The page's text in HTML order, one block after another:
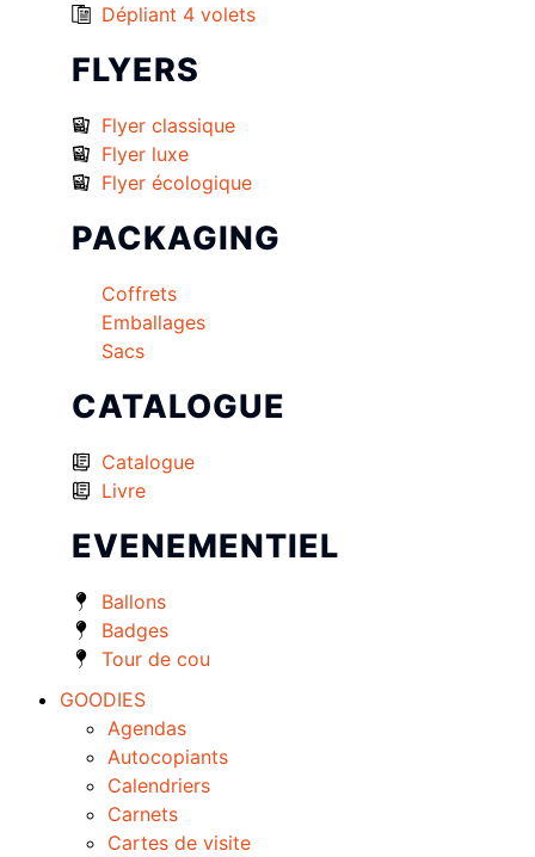
Dépliant 4 volets
FLYERS
Flyer classique
Flyer luxe
Flyer écologique
PACKAGING
Coffrets
Emballages
Sacs
CATALOGUE
Catalogue
Livre
EVENEMENTIEL
Ballons
Badges
Tour de cou
GOODIES
Agendas
Autocopiants
Calendriers
Carnets
Cartes de visite